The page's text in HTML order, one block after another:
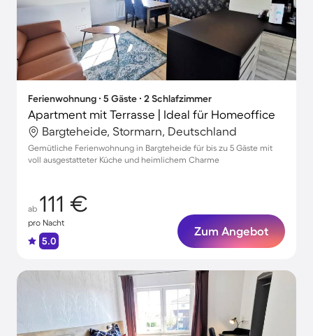
Ferienwohnung ∙ 5 Gäste ∙ 2 Schlafzimmer
Apartment mit Terrasse | Ideal für Homeoffice
Bargteheide, Stormarn, Deutschland
Gemütliche Ferienwohnung in Bargteheide für bis zu 5 Gäste mit
voll ausgestatteter Küche und heimlichem Charme
ab 111 €
pro Nacht
5.0
Zum Angebot